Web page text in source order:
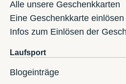
Alle unsere Geschenkkarten
Eine Geschenkkarte einlösen
Infos zum Einlösen der
Laufsport
Blogeinträge